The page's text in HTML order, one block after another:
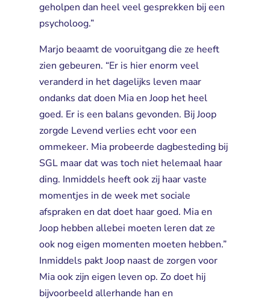
geholpen dan heel veel gesprekken bij een
psycholoog.”
Marjo beaamt de vooruitgang die ze heeft
zien gebeuren. “Er is hier enorm veel
veranderd in het dagelijks leven maar
ondanks dat doen Mia en Joop het heel
goed. Er is een balans gevonden. Bij Joop
zorgde Levend verlies echt voor een
ommekeer. Mia probeerde dagbesteding bij
SGL maar dat was toch niet helemaal haar
ding. Inmiddels heeft ook zij haar vaste
momentjes in de week met sociale
afspraken en dat doet haar goed. Mia en
Joop hebben allebei moeten leren dat ze
ook nog eigen momenten moeten hebben.”
Inmiddels pakt Joop naast de zorgen voor
Mia ook zijn eigen leven op. Zo doet hij
bijvoorbeeld allerhande han en